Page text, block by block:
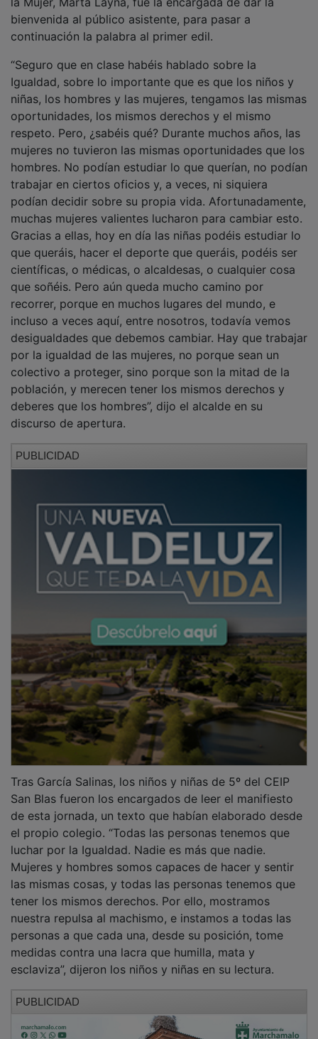
bienvenida al público asistente, para pasar a
continuación la palabra al primer edil.
Igualdad, sobre lo importante que es que los niños y
niñas, los hombres y las mujeres, tengamos las mismas
oportunidades, los mismos derechos y el mismo
respeto. Pero, ¿sabéis qué? Durante muchos años, las
mujeres no tuvieron las mismas oportunidades que los
hombres. No podían estudiar lo que querían, no podían
trabajar en ciertos oficios y, a veces, ni siquiera
podían decidir sobre su propia vida. Afortunadamente,
muchas mujeres valientes lucharon para cambiar esto.
Gracias a ellas, hoy en día las niñas podéis estudiar lo
que queráis, hacer el deporte que queráis, podéis ser
científicas, o médicas, o alcaldesas, o cualquier cosa
que soñéis. Pero aún queda mucho camino por
recorrer, porque en muchos lugares del mundo, e
incluso a veces aquí, entre nosotros, todavía vemos
desigualdades que debemos cambiar. Hay que trabajar
por la igualdad de las mujeres, no porque sean un
colectivo a proteger, sino porque son la mitad de la
población, y merecen tener los mismos derechos y
deberes que los hombres”, dijo el alcalde en su
discurso de apertura.
San Blas fueron los encargados de leer el manifiesto
de esta jornada, un texto que habían elaborado desde
el propio colegio. “Todas las personas tenemos que
luchar por la Igualdad. Nadie es más que nadie.
Mujeres y hombres somos capaces de hacer y sentir
las mismas cosas, y todas las personas tenemos que
tener los mismos derechos. Por ello, mostramos
nuestra repulsa al machismo, e instamos a todas las
personas a que cada una, desde su posición, tome
medidas contra una lacra que humilla, mata y
esclaviza”, dijeron los niños y niñas en su lectura.